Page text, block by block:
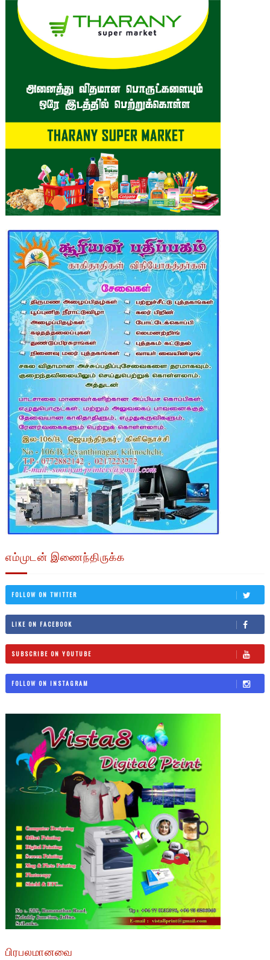
எம்முடன் இணைந்திருக்க
FOLLOW ON TWITTER
LIKE ON FACEBOOK
SUBSCRIBE ON YOUTUBE
FOLLOW ON INSTAGRAM
பிரபலமானவை